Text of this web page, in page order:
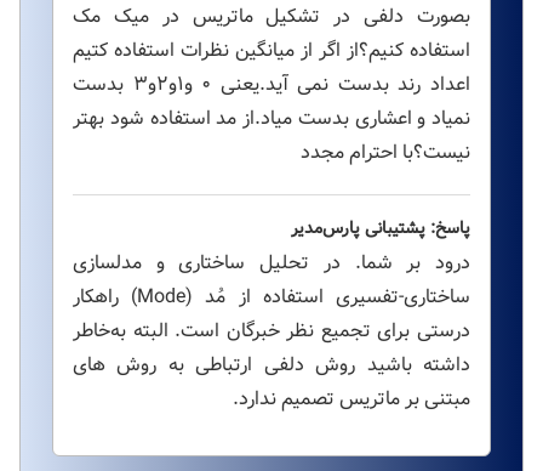
بصورت دلفی در تشکیل ماتریس در میک مک
استفاده کنیم؟از اگر از میانگین نظرات استفاده کتیم
اعداد رند بدست نمی آید.یعنی ۰ و۱و۲و۳ بدست
نمیاد و اعشاری بدست میاد.از مد استفاده شود بهتر
نیست؟با احترام مجدد
پاسخ: پشتیبانی پارس‌مدیر
درود بر شما. در تحلیل ساختاری و مدلسازی
ساختاری-تفسیری استفاده از مُد (Mode) راهکار
درستی برای تجمیع نظر خبرگان است. البته به‌خاطر
داشته باشید روش دلفی ارتباطی به روش های
مبتنی بر ماتریس تصمیم ندارد.